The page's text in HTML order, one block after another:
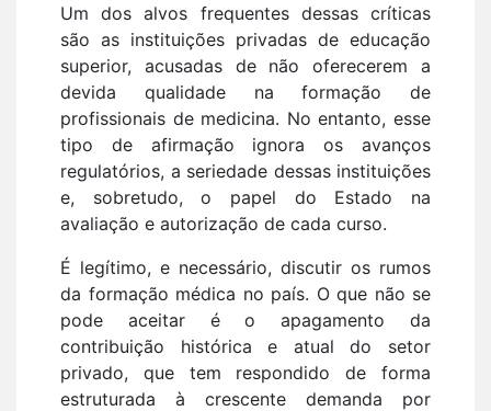
Um dos alvos frequentes dessas críticas
são as instituições privadas de educação
superior, acusadas de não oferecerem a
devida qualidade na formação de
profissionais de medicina. No entanto, esse
tipo de afirmação ignora os avanços
regulatórios, a seriedade dessas instituições
e, sobretudo, o papel do Estado na
avaliação e autorização de cada curso.
É legítimo, e necessário, discutir os rumos
da formação médica no país. O que não se
pode aceitar é o apagamento da
contribuição histórica e atual do setor
privado, que tem respondido de forma
estruturada à crescente demanda por